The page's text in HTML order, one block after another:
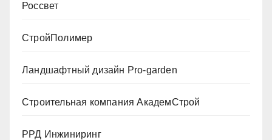
Россвет
СтройПолимер
Ландшафтный дизайн Pro-garden
Строительная компания АкадемСтрой
РРД Инжиниринг